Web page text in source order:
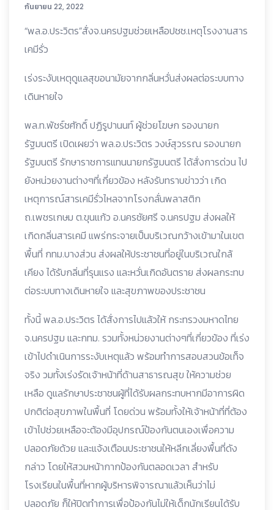
กันยายน 22, 2022
“พล.อ.ประวิตร”สั่งจ.นครปฐมช่วยเหลือปชช.เหตุโรงงานสาร
เคมีรั่ว
เร่งระงับเหตุดูแลสุขอนามัยจากกลิ่นหวั่นส่งผลต่อระบบทาง
เดินหายใจ
พล.ท.พัชร์ชศักดิ์ ปฏิรูปานนท์ ผู้ช่วยโฆษก รองนายก
รัฐมนตรี เปิดเผยว่า พล.อ.ประวิตร วงษ์สุวรรณ รองนายก
รัฐมนตรี รักษาราชการแทนนายกรัฐมนตรี ได้สั่งการด่วน ไป
ยังหน่วยงานต่างๆที่เกี่ยวข้อง หลังรับทราบข่าวว่า เกิด
เหตุการณ์สารเคมีรั่วไหลจากโรงกลั่นพลาสติก
ถ.เพชรเกษม ต.ขุนแก้ว อ.นครชัยศรี จ.นครปฐม ส่งผลให้
เกิดกลิ่นสารเคมี แพร่กระจายเป็นบริเวณกว้างเข้ามาในเขต
พื้นที่ กทม.บางส่วน ส่งผลให้ประชาชนที่อยู่ในบริเวณใกล้
เคียง ได้รับกลิ่นที่รุนแรง และหวั่นเกิดอันตราย ส่งผลกระทบ
ต่อระบบทางเดินหายใจ และสุขภาพของประชาชน
ทั้งนี้ พล.อ.ประวิตร ได้สั่งการไปแล้วให้ กระทรวงมหาดไทย
จ.นครปฐม และกทม. รวมทั้งหน่วยงานต่างๆที่เกี่ยวข้อง ที่เร่ง
เข้าไปดำเนินการระงับเหตุแล้ว พร้อมทำการสอบสวนข้อเท็จ
จริง วมทั้งเร่งรัดเจ้าหน้าที่ด้านสาธารณสุข ให้ความช่วย
เหลือ ดูแลรักษาประชาชนผู้ที่ได้รับผลกระทบหากมีอาการผิด
ปกติต่อสุขภาพในพื้นที่ โดยด่วน พร้อมทั้งให้เจ้าหน้าที่ที่ต้อง
เข้าไปช่วยเหลือจะต้องมีอุปกรณ์ป้องกันตนเองเพื่อความ
ปลอดภัยด้วย และแจ้งเตือนประชาชนให้หลีกเลี่ยงพื้นที่ดัง
กล่าว โดยให้สวมหน้ากากป้องกันตลอดเวลา สำหรับ
โรงเรียนในพื้นที่หากผู้บริหารพิจารณาแล้วเห็นว่าไม่
ปลอดภัย ก็ให้ปิดทำการเพื่อป้องกันไม่ให้เด็กนักเรียนได้รับ